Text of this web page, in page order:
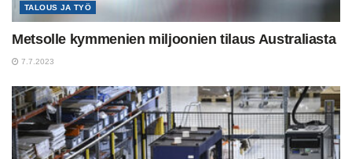
TALOUS JA TYÖ
Metsolle kymmenien miljoonien tilaus Australiasta
7.7.2023